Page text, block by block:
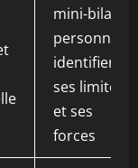
mini-bilan
personnel;
identifier
ses limites
et ses
forces